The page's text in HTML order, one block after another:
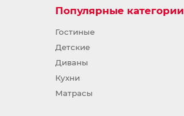
Популярные категории
Гостиные
Детские
Диваны
Кухни
Матрасы